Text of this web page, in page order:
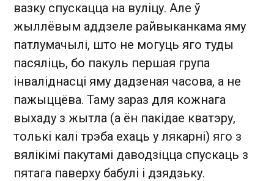
вазку спускацца на вуліцу. Але ў
жыллёвым аддзеле райвыканкама яму
патлумачылі, што не могуць яго туды
пасяліць, бо пакуль першая група
інваліднасці яму дадзеная часова, а не
пажыццёва. Таму зараз для кожнага
выхаду з жытла (а ён пакідае кватэру,
толькі калі трэба ехаць у лякарні) яго з
вялікімі пакутамі даводзіцца спускаць з
пятага паверху бабулі і дзядзьку.